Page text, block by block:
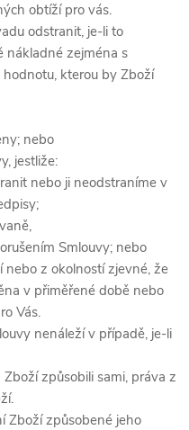
obtíží pro vás.
odstranit, je-li to
nákladné zejména s
kterou by Zboží
nebo
jestliže:
nebo ji neodstraníme v
Smlouvy; nebo
nebo z okolností zjevné, že
v přiměřené době nebo
Vás.
nenáleží v případě, je-li
způsobili sami, práva z
Zboží způsobené jeho